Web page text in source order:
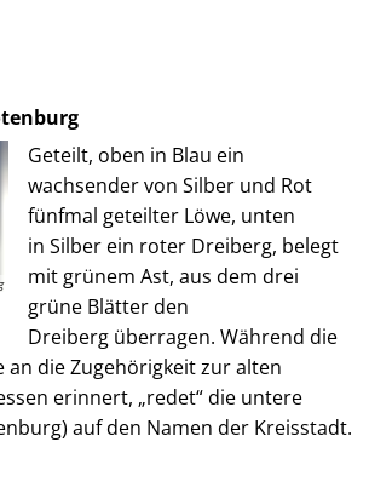
Geteilt, oben in Blau ein
wachsender von Silber und Rot
fünfmal geteilter Löwe, unten
in Silber ein roter Dreiberg, belegt
mit grünem Ast, aus dem drei
grüne Blätter den
Dreiberg überragen. Während die
an die Zugehörigkeit zur alten
erinnert, „redet“ die untere
auf den Namen der Kreisstadt.